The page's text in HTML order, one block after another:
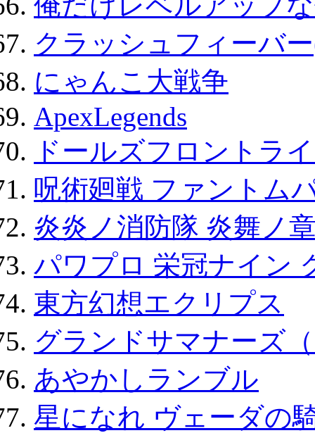
クラッシュフィーバ
にゃんこ大戦争
ApexLegends
ドールズフロントラ
呪術廻戦 ファントム
炎炎ノ消防隊 炎舞ノ
パワプロ 栄冠ナイン
東方幻想エクリプス
グランドサマナーズ
あやかしランブル
星になれ ヴェーダの